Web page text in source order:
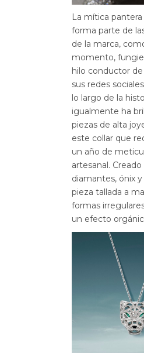
La mítica
forma parte de
de la marca,
momento,
hilo conductor
sus redes
lo largo de la
igualmente ha
piezas de alta
este collar que
un año de
artesanal. Creado
diamantes, ónix
pieza tallada a
formas
un efecto